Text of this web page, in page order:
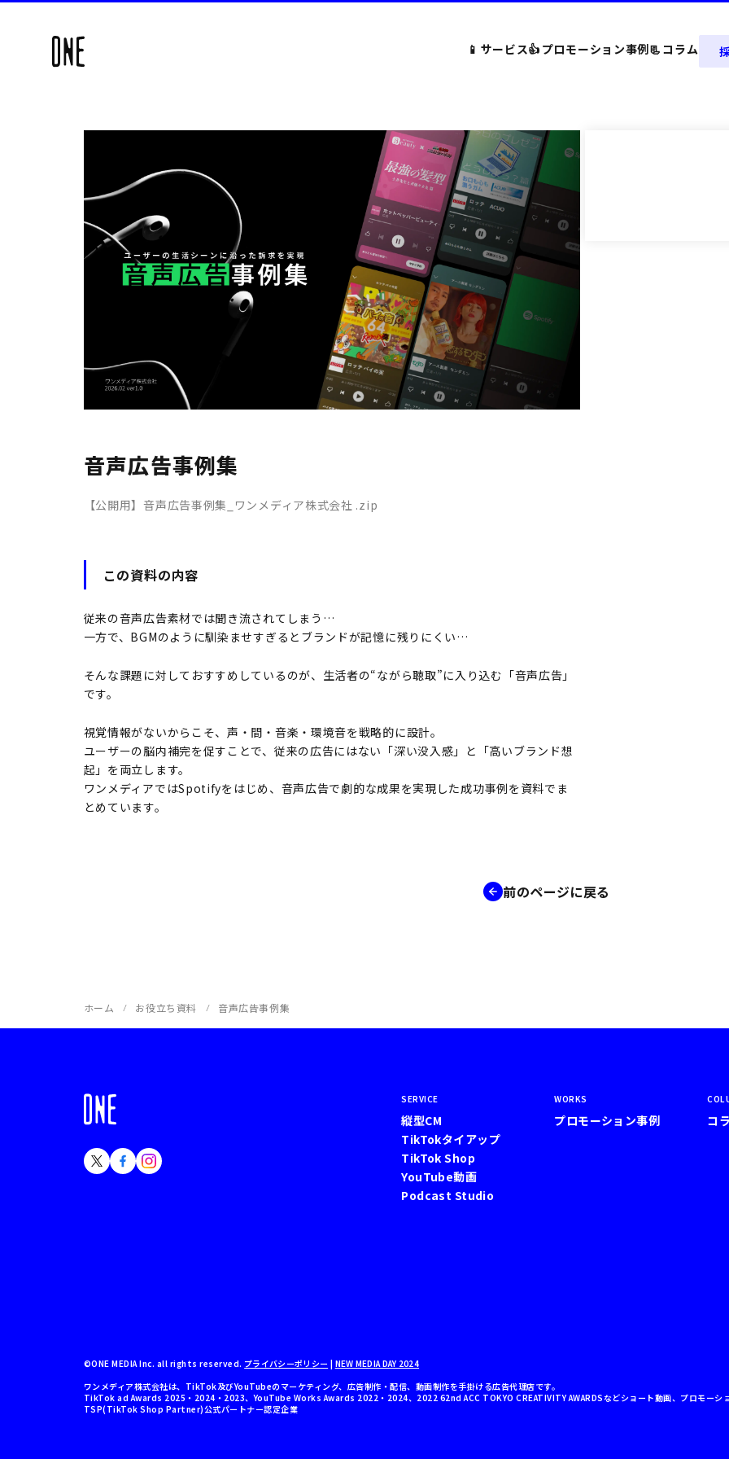
📱 サービス👍 プロモーション事例📃 コラム
音声広告事例集
【公開用】音声広告事例集_ワンメディア株式会社 .zip
この資料の内容
従来の音声広告素材では聞き流されてしまう…
一方で、BGMのように馴染ませすぎるとブランドが記憶に残りにくい…
そんな課題に対しておすすめしているのが、生活者の“ながら聴取”に入り込む「音声広告」
です。
視覚情報がないからこそ、声・間・音楽・環境音を戦略的に設計。
ユーザーの脳内補完を促すことで、従来の広告にはない「深い没入感」と「高いブランド想
起」を両立します。
ワンメディアではSpotifyをはじめ、音声広告で劇的な成果を実現した成功事例を資料でま
とめています。
前のページに戻る
ホーム お役立ち資料 音声広告事例集
SERVICE
縦型CM
TikTokタイアップ
TikTok Shop
YouTube動画
Podcast Studio
WORKS
プロモーション事例 コ
©ONE MEDIA Inc. all rights reserved. プライバシーポリシー | NEW MEDIA DAY 2024
ワンメディア株式会社は、TikTok及びYouTubeのマーケティング、広告制作・配信、動画制作を手掛ける広告代理店です。
TikTok ad Awards 2025・2024・2023、YouTube Works Awards 2022・2024、2022 62nd ACC TOKYO CREATIVITY AWARDSなどショート動画、プロモーショ
TSP(TikTok Shop Partner)公式パートナー認定企業